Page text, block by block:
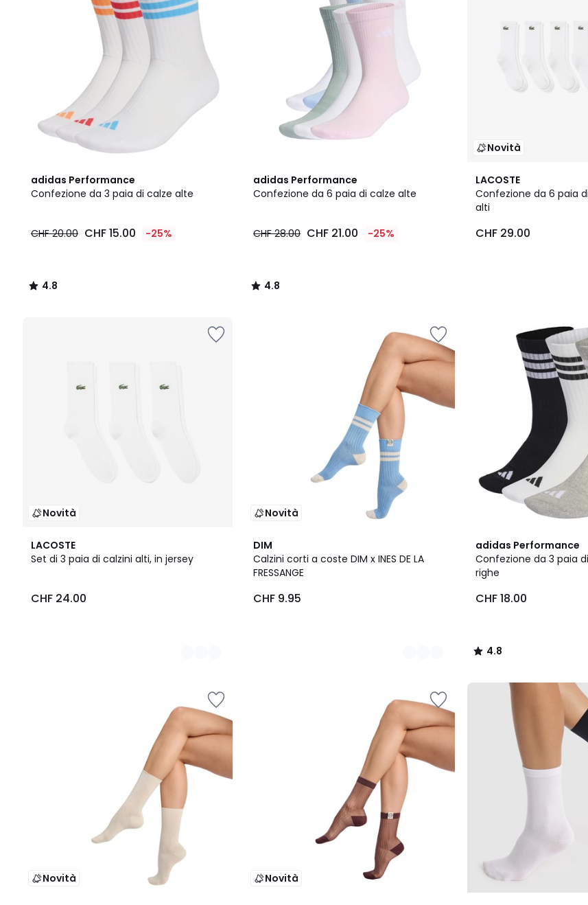
adidas Performance
Confezione da 3 paia di calze alte
CHF 20.00 CHF 15.00 -25%
4.8
/ 5
4.8
/
adidas Performance
Confezione da 6 paia di calze alte
CHF 28.00 CHF 21.00 -25%
4.8
/ 5
4.8
/
Novità
LACOSTE
Confezione da 6 paia
alti
CHF 29.00
Novità
LACOSTE
Set di 3 paia di calzini alti, in jersey
CHF 24.00
2
Colori
Novità
DIM
Calzini corti a coste DIM x INES DE LA
FRESSANGE
CHF 9.95
2
Colori
adidas Performance
Confezione da 3 paia
righe
CHF 18.00
4.8
/ 5
4.8
/
Novità Novità